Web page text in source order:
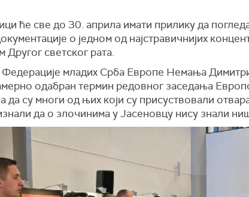
ће све до 30. априла имати прилику да
о једном од најстравичнијих
Другог светског рата.
младих Срба Европе Немања
одабран термин редовног заседања
да су многи од њих који су присуствовали
да о злочинима у Јасеновцу нису знали